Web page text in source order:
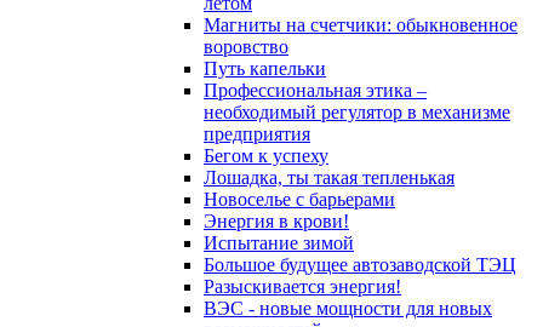
Магниты на счетчики: обыкновенное
воровство
Путь капельки
Профессиональная этика –
необходимый регулятор в механизме
предприятия
Бегом к успеху
Лошадка, ты такая тепленькая
Новоселье с барьерами
Энергия в крови!
Испытание зимой
Большое будущее автозаводской ТЭЦ
Разыскивается энергия!
ВЭС - новые мощности для новых